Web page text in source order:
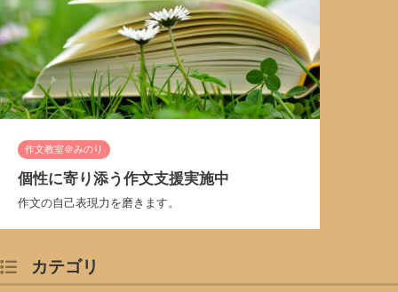
作文教室＠みのり
個性に寄り添う作文支援実施中
作文の自己表現力を磨きます。
カテゴリ